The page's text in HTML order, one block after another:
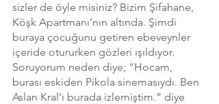
sizler de öyle misiniz? Bizim Şifahane,
Köşk Apartmanı’nın altında. Şimdi
buraya çocuğunu getiren ebeveynler
içeride otururken gözleri ışıldıyor.
Soruyorum neden diye; “Hocam,
burası eskiden Pikola sinemasıydı. Ben
Aslan Kral’ı burada izlemiştim.” diye